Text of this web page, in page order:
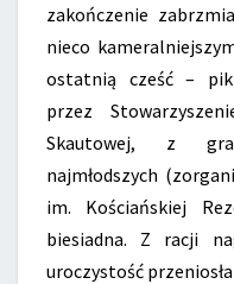
zakończenie
nieco
ostatnią cześć –
przez
Skautowej, z
najmłodszych
im. Kościańskiej
biesiadna. Z racji
uroczystość